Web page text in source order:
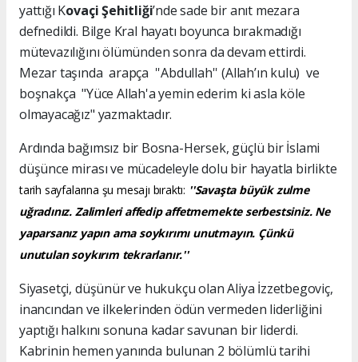
yattığı Kovaçi Şehitliği’nde sade bir anıt mezara
defnedildi. Bilge Kral hayatı boyunca bırakmadığı
mütevazılığını ölümünden sonra da devam ettirdi.
Mezar taşında arapça ''Abdullah'' (Allah’ın kulu) ve
boşnakça "Yüce Allah'a yemin ederim ki asla köle
olmayacağız" yazmaktadır.
Ardında bağımsız bir Bosna-Hersek, güçlü bir İslami
düşünce mirası ve mücadeleyle dolu bir hayatla birlikte
tarih sayfalarına şu mesajı bıraktı: ''Savaşta büyük zulme
uğradınız. Zalimleri affedip affetmemekte serbestsiniz. Ne
yaparsanız yapın ama soykırımı unutmayın. Çünkü
unutulan soykırım tekrarlanır.''
Siyasetçi, düşünür ve hukukçu olan Aliya İzzetbegoviç,
inancından ve ilkelerinden ödün vermeden liderliğini
yaptığı halkını sonuna kadar savunan bir liderdi.
Kabrinin hemen yanında bulunan 2 bölümlü tarihi